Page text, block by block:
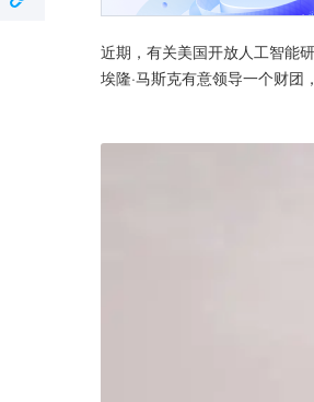
近期，有关美国开放人工智能
埃隆·马斯克有意领导一个财团